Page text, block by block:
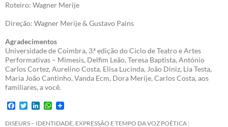
Roteiro: Wagner Merije
Direção: Wagner Merije & Gustavo Pains
Agradecimentos
Universidade de Coimbra, 3.ª edição do Ciclo de Teatro e Artes
Performativas – Mimesis, Delfim Leão, Teresa Baptista, António
Carlos Cortez, Aurelino Costa, Elisa Lucinda, João Diniz, Lia Testa,
Maria João Cantinho, Vanda Ecm, Dora Merije, Carlos Costa, aos
familiares, a você.
F
c
T
i
n
W
a
DISEURS – IDENTIDADE, EXPRESSÃO E TEMPO DA VOZ POÉTICA